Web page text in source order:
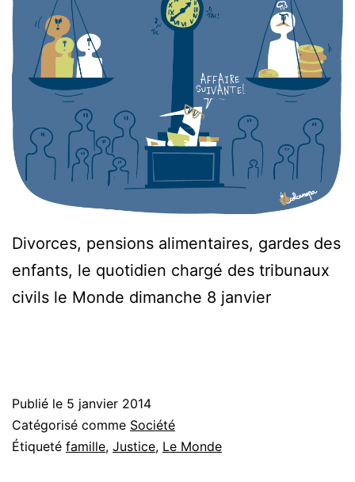
Divorces, pensions alimentaires, gardes des
enfants, le quotidien chargé des tribunaux
civils le Monde dimanche 8 janvier
Publié le 5 janvier 2014
Catégorisé comme Société
Étiqueté famille, Justice, Le Monde